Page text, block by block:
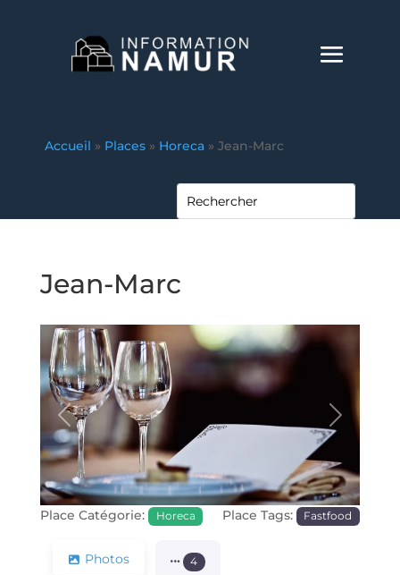
Accueil » Places » Horeca » Jean-Marc
Jean-Marc
Précédente Prochaine
Place Catégorie: Horeca Place Tags: Fastfood
Photos 4